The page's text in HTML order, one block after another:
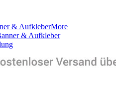
& AufkleberMore
& Aufkleber